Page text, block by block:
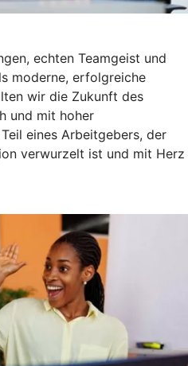
echten Teamgeist und
moderne, erfolgreiche
wir die Zukunft des
und mit hoher
eines Arbeitgebers, der
verwurzelt ist und mit Herz